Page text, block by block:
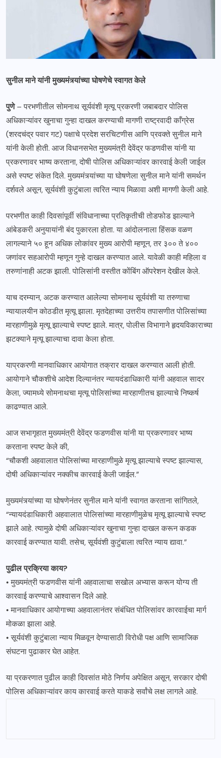
सुनील माने यांनी मुख्यमंत्र्यांच्या घोषणेचे स्वागत केले
पुणे– परभणीतील सोमनाथ सूर्यवंशी मृत्यू प्रकरणी जबाबदार पोलिस
अधिकाऱ्यांवर खुनाचा गुन्हा दाखल करण्याची मागणी राष्ट्रवादी काँग्रेस
(शरदचंद्र पवार गट) पक्षाचे प्रदेश सरचिटणीस आणि प्रवक्ते सुनील माने
यांनी केली होती. आज विधानसभेत मुख्यमंत्री देवेंद्र फडणवीस यांनी या
प्रकरणावर भाष्य करताना, दोषी पोलिस अधिकाऱ्यांवर कारवाई केली जाईल
असे स्पष्ट संकेत दिले. मुख्यमंत्र्यांच्या या घोषणेला सुनील माने यांनी समर्थन
दर्शवले असून, सूर्यवंशी कुटुंबाला त्वरित न्याय मिळावा अशी मागणी केली आहे.
परभणीत काही दिवसांपूर्वी संविधानाच्या प्रतिकृतीची तोडफोड झाल्याने
आंबेडकरी अनुयायांनी बंद पुकारला होता. या आंदोलनाला हिंसक वळण
लागल्याने ५० हून अधिक लोकांवर मुख्य आरोपी म्हणून, तर ३०० ते ४००
जणांवर सहआरोपी म्हणून गुन्हे दाखल करण्यात आले. यावेळी काही महिला व
तरुणांनाही अटक झाली. पोलिसांनी वस्तीत कोंबिंग ऑपरेशन देखील केले.
याच दरम्यान, अटक करण्यात आलेल्या सोमनाथ सूर्यवंशी या तरुणाचा
न्यायालयीन कोठडीत मृत्यू झाला. मृतदेहाच्या उत्तरीय तपासणीत पोलिसांच्या
मारहाणीमुळे मृत्यू झाल्याचे स्पष्ट झाले. मात्र, पोलीस विभागाने हृदयविकाराच्या
झटक्याने मृत्यू झाल्याचा दावा केला होता.
याप्रकरणी मानवाधिकार आयोगात तक्रार दाखल करण्यात आली होती.
आयोगाने चौकशीचे आदेश दिल्यानंतर न्यायदंडाधिकारी यांनी अहवाल सादर
केला, ज्यामध्ये सोमनाथचा मृत्यू पोलिसांच्या मारहाणीतच झाल्याचे निष्कर्ष
काढण्यात आले.
आज सभागृहात मुख्यमंत्री देवेंद्र फडणवीस यांनी या प्रकरणावर भाष्य
करताना स्पष्ट केले की,
“चौकशी अहवालात पोलिसांच्या मारहाणीमुळे मृत्यू झाल्याचे स्पष्ट झाल्यास,
दोषी अधिकाऱ्यांवर नक्कीच कारवाई केली जाईल.”
मुख्यमंत्र्यांच्या या घोषणेनंतर सुनील माने यांनी स्वागत करताना सांगितले,
“न्यायदंडाधिकारी अहवालात पोलिसांच्या मारहाणीमुळेच मृत्यू झाल्याचे स्पष्ट
झाले आहे. त्यामुळे दोषी अधिकाऱ्यांवर खुनाचा गुन्हा दाखल करून कडक
कारवाई करण्यात यावी. तसेच, सूर्यवंशी कुटुंबाला त्वरित न्याय द्यावा.”
पुढील प्रक्रिया काय?
• मुख्यमंत्री फडणवीस यांनी अहवालाचा सखोल अभ्यास करून योग्य ती
कारवाई करण्याचे आश्वासन दिले आहे.
• मानवाधिकार आयोगाच्या अहवालानंतर संबंधित पोलिसांवर कारवाईचा मार्ग
मोकळा झाला आहे.
• सूर्यवंशी कुटुंबाला न्याय मिळवून देण्यासाठी विरोधी पक्ष आणि सामाजिक
संघटना पुढाकार घेत आहेत.
या प्रकरणात पुढील काही दिवसांत मोठे निर्णय अपेक्षित असून, सरकार दोषी
पोलिस अधिकाऱ्यांवर काय कारवाई करते याकडे सर्वांचे लक्ष लागले आहे.